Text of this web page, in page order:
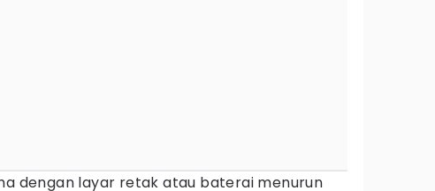
dengan layar retak atau baterai menurun